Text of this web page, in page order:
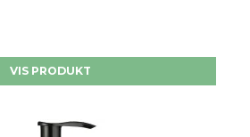
VIS PRODUKT